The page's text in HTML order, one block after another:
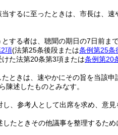
するに至ったときは、市長は、
する者は、聴聞の期日の7日前ま
項(法第25条後段または条例第25条
た法第20条第3項または条例第20
ときは、速やかにその旨を当該申
陳述したものとみなす。
、参考人として出席を求め、意見
たときその他議事を整理するた